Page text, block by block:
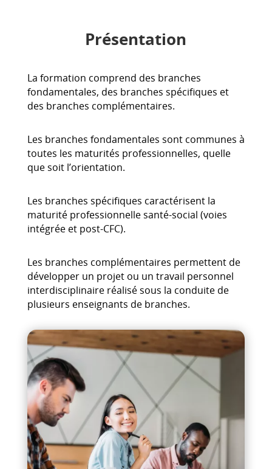
Présentation
La formation comprend des branches
fondamentales, des branches spécifiques et
des branches complémentaires.
Les branches fondamentales sont communes à
toutes les maturités professionnelles, quelle
que soit l’orientation.
Les branches spécifiques caractérisent la
maturité professionnelle santé-social (voies
intégrée et post-CFC).
Les branches complémentaires permettent de
développer un projet ou un travail personnel
interdisciplinaire réalisé sous la conduite de
plusieurs enseignants de branches.